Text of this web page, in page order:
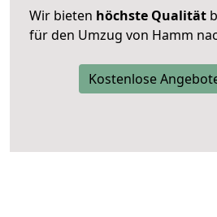
Wir bieten höchste Qualität
für den Umzug von Hamm
Kostenlose